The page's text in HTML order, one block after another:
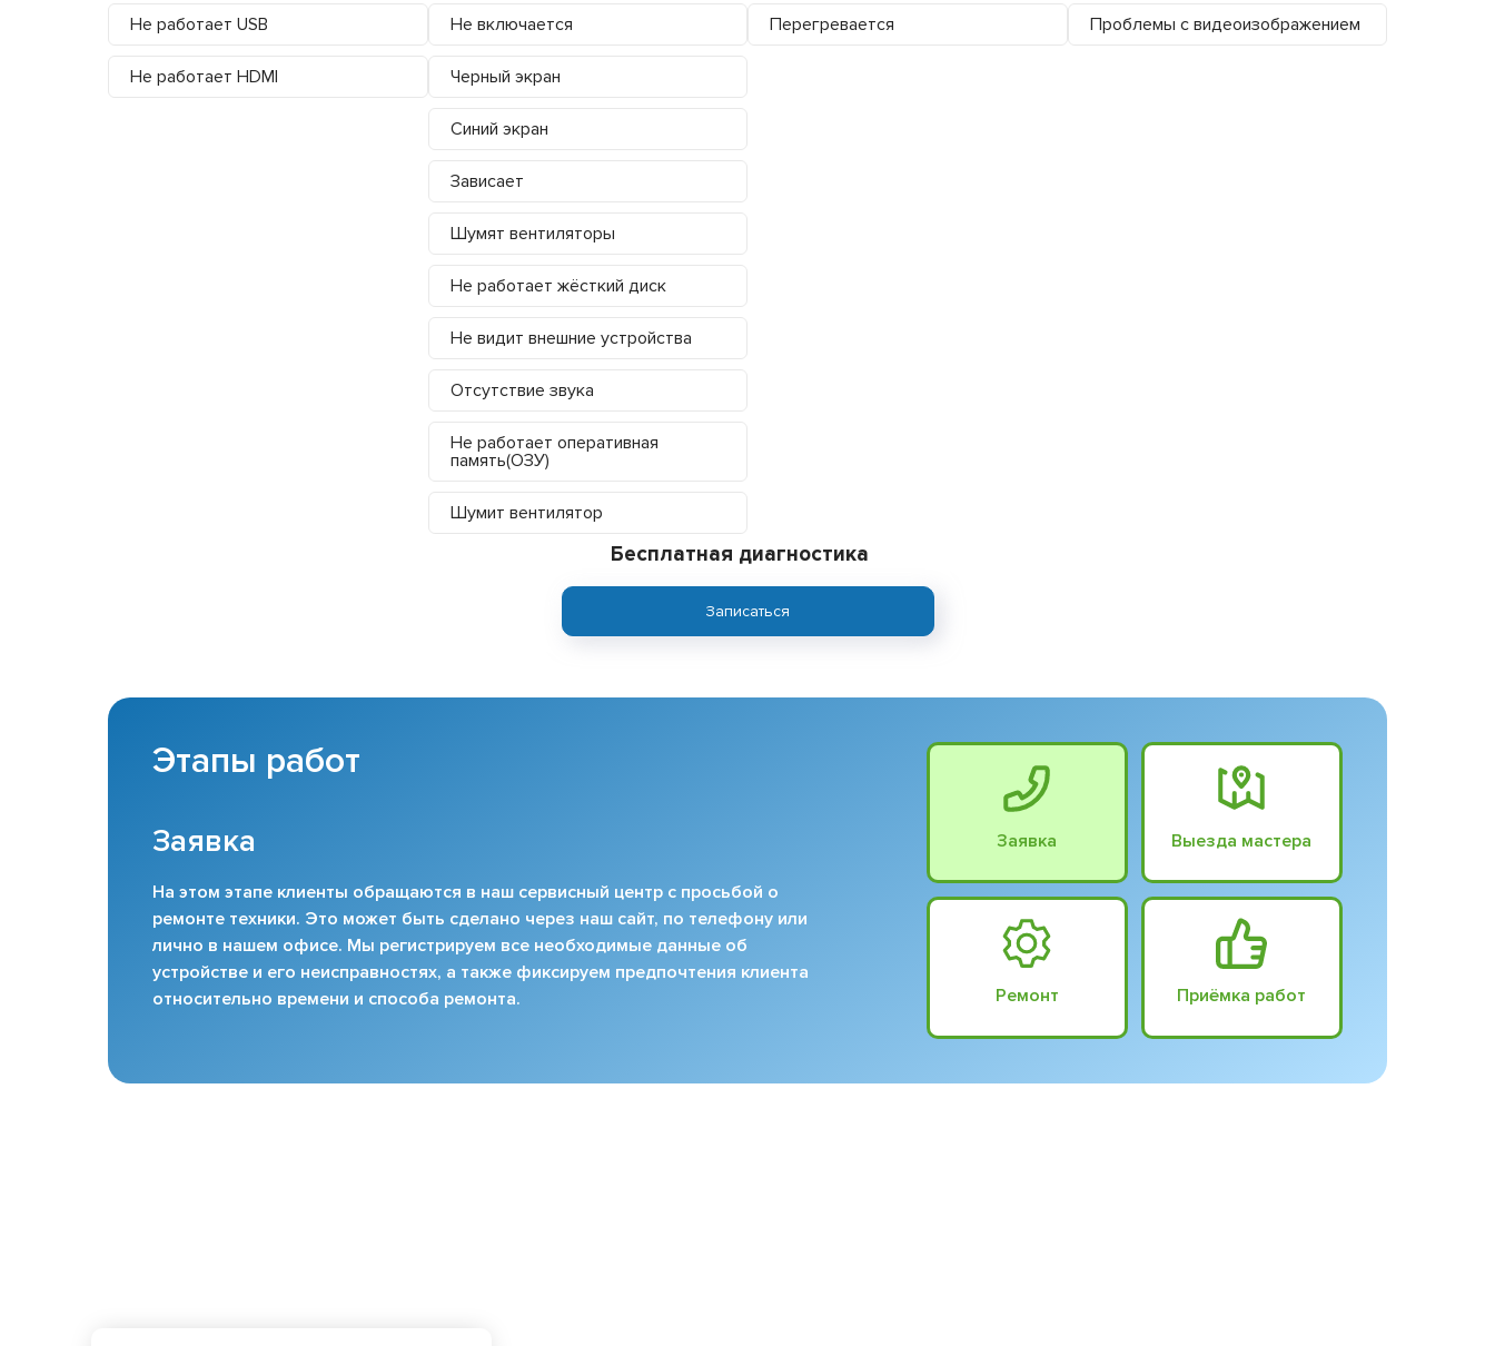
Не работает USB
Не работает HDMI
Не включается
Черный экран
Синий экран
Зависает
Шумят вентиляторы
Не работает жёсткий диск
Не видит внешние устройства
Отсутствие звука
Не работает оперативная
память(ОЗУ)
Шумит вентилятор
Перегревается Проблемы с видеоизображением
Бесплатная диагностика
Записаться
Этапы работ
Заявка
На этом этапе клиенты обращаются в наш сервисный центр с просьбой о
ремонте техники. Это может быть сделано через наш сайт, по телефону или
лично в нашем офисе. Мы регистрируем все необходимые данные об
устройстве и его неисправностях, а также фиксируем предпочтения клиента
относительно времени и способа ремонта.
Заявка Выезда мастера
Ремонт Приёмка работ